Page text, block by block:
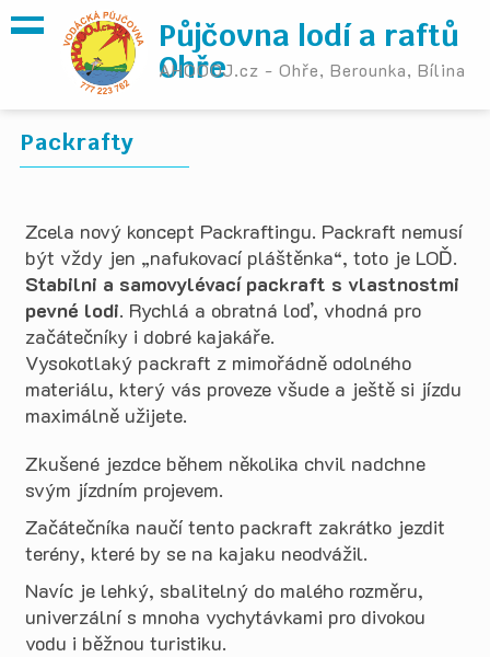
Půjčovna lodí a raftů
Ohře
AHOOOJ.cz - Ohře, Berounka, Bílina
Packrafty
Zcela nový koncept Packraftingu. Packraft nemusí
být vždy jen „nafukovací pláštěnka“, toto je LOĎ.
Stabilni a samovylévací packraft s vlastnostmi
pevné lodi. Rychlá a obratná loď, vhodná pro
začátečníky i dobré kajakáře.
Vysokotlaký packraft z mimořádně odolného
materiálu, který vás proveze všude a ještě si jízdu
maximálně užijete.
Zkušené jezdce během několika chvil nadchne
svým jízdním projevem.
Začátečníka naučí tento packraft zakrátko jezdit
terény, které by se na kajaku neodvážil.
Navíc je lehký, sbalitelný do malého rozměru,
univerzální s mnoha vychytávkami pro divokou
vodu i běžnou turistiku.